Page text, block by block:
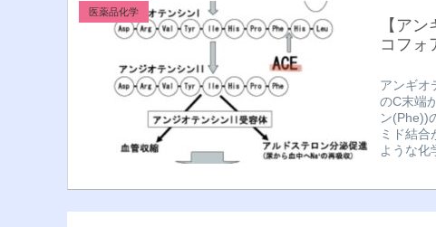
医薬品化学
【ア
コフォ
アンギオ
のC末端
ン(Phe))
ミド結合
ような化